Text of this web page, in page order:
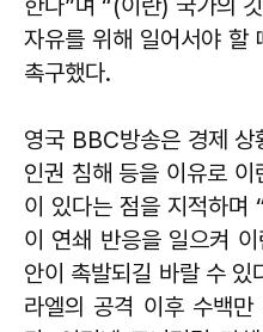
자유를 위해 일어서야 할
촉구했다.
영국 BBC방송은 경제 상
인권 침해 등을 이유로
이 있다는 점을 지적하며
이 연쇄 반응을 일으켜
안이 촉발되길 바랄 수 있
라엘의 공격 이후 수백